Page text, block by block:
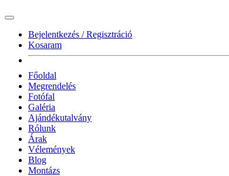
Bejelentkezés / Regisztráció
Kosaram
Főoldal
Megrendelés
Fotófal
Galéria
Ajándékutalvány
Rólunk
Árak
Vélemények
Blog
Montázs